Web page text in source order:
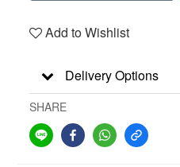
Add to Wishlist
Delivery Options
SHARE